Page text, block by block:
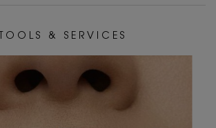
T O O L S & S E R V I C E S